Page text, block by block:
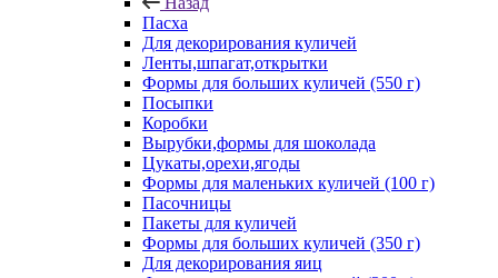
Пасха
Для декорирования куличей
Ленты,шпагат,открытки
Формы для больших куличей (550 г)
Посыпки
Коробки
Вырубки,формы для шоколада
Цукаты,орехи,ягоды
Формы для маленьких куличей (100 г)
Пасочницы
Пакеты для куличей
Формы для больших куличей (350 г)
Для декорирования яиц